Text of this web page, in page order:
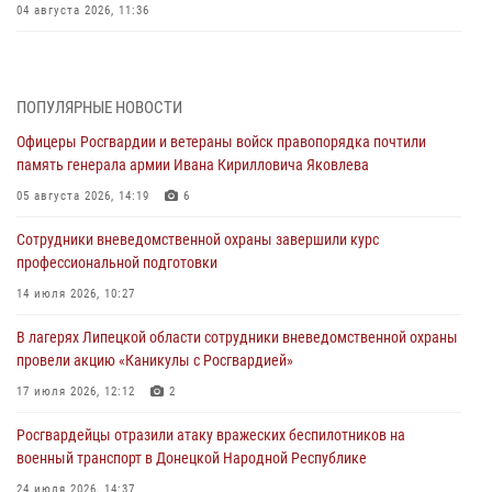
04 августа 2026, 11:36
04 августа 2026, 09:05
Росгвардия обеспечила безопасность граждан на праздновании
Дня ВДВ в Липецке
03 августа 2026, 13:43
Росгвардейцы обеспечили безопасность граждан в День Лев-
Толстовского района
03 августа 2026, 13:41
Росгвардия противодействует БПЛА ВСУ на южном направлении
(видео)
03 августа 2026, 13:39
ПОПУЛЯРНЫЕ НОВОСТИ
Офицеры Росгвардии и ветераны войск правопорядка почтили
память генерала армии Ивана Кирилловича Яковлева
05 августа 2026, 14:19 6
Сотрудники вневедомственной охраны завершили курс
профессиональной подготовки
14 июля 2026, 10:27
В лагерях Липецкой области сотрудники вневедомственной охраны
провели акцию «Каникулы с Росгвардией»
17 июля 2026, 12:12 2
Росгвардейцы отразили атаку вражеских беспилотников на
военный транспорт в Донецкой Народной Республике
24 июля 2026, 14:37